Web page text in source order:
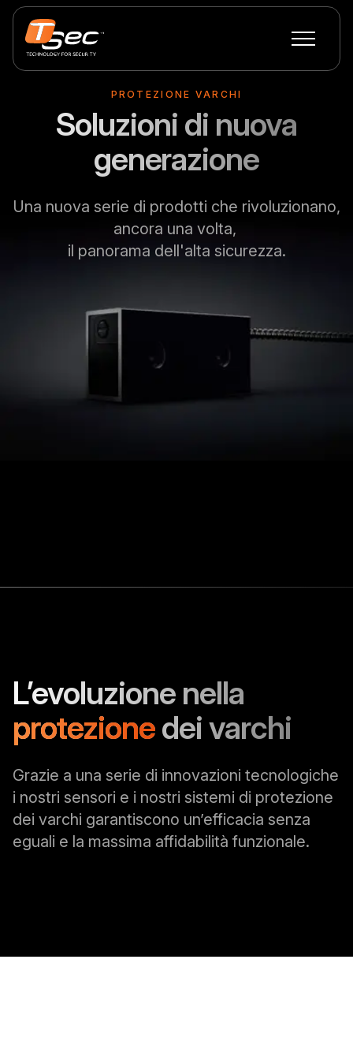
PROTEZIONE VARCHI
Soluzioni di nuova
generazione
Una nuova serie di prodotti che rivoluzionano,
ancora una volta,
il panorama dell'alta sicurezza.
L’evoluzione nella
protezionedei varchi
Grazie a una serie di innovazioni tecnologiche
i nostri sensori e i nostri sistemi di protezione
dei varchi garantiscono un’efficacia senza
eguali e la massima affidabilità funzionale.